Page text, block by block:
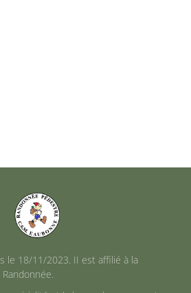
le 18/11/2023. II est affilié à la